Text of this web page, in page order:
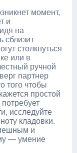
момент,
и
на
сблизит
столкнуться
или в
ручной
партнер
того чтобы
простой
исследуйте
кладовки.
и
— умение